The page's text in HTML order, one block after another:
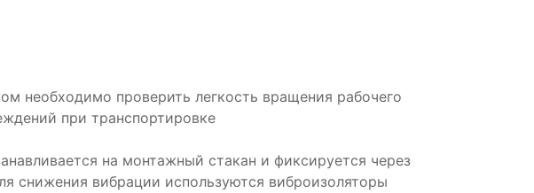
необходимо проверить легкость вращения рабочего
при транспортировке
на монтажный стакан и фиксируется через
снижения вибрации используются виброизоляторы